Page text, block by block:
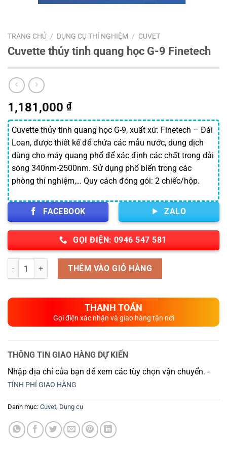
TRANG CHỦ / DỤNG CỤ THÍ NGHIỆM / CUVET
Cuvette thủy tinh quang học G-9 Finetech
1,181,000 ₫
Cuvette thủy tinh quang học G-9, xuất xứ: Finetech – Đài
Loan, được thiết kế để chứa các mẫu nước, dung dịch
dùng cho máy quang phổ để xác định các chất trong dải
sóng 340nm-2500nm. Sử dụng phổ biến trong các
phòng thí nghiệm,… Quy cách đóng gói: 2 chiếc/hộp.
FACEBOOK ZALO
GỌI ĐIỆN: 0946 547 581
Số lượng THÊM VÀO GIỎ HÀNG
THANH TOÁN
Gọi điện xác nhận và giao hàng tận nơi
THÔNG TIN GIAO HÀNG DỰ KIẾN
Nhập địa chỉ của bạn để xem các tùy chọn vận chuyển. -
TÍNH PHÍ GIAO HÀNG
Danh mục: Cuvet Dụng cụ